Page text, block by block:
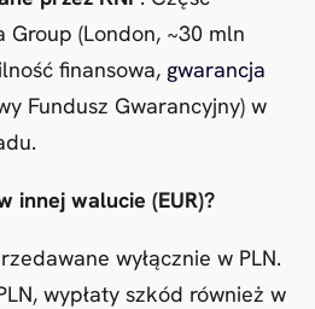
Group (London, ~30 mln
finansowa, gwarancja
Fundusz Gwarancyjny) w
innej walucie (EUR)?
wyłącznie w PLN.
wypłaty szkód również w